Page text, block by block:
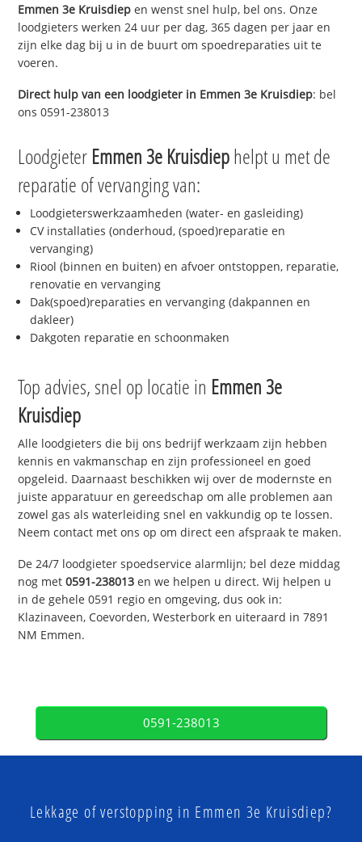
Emmen 3e Kruisdiep en wenst snel hulp, bel ons. Onze
loodgieters werken 24 uur per dag, 365 dagen per jaar en
zijn elke dag bij u in de buurt om spoedreparaties uit te
voeren.
Direct hulp van een loodgieter in Emmen 3e Kruisdiep: bel
ons 0591-238013
Loodgieter Emmen 3e Kruisdiephelpt u met de
reparatie of vervanging van:
Loodgieterswerkzaamheden (water- en gasleiding)
CV installaties (onderhoud, (spoed)reparatie en
vervanging)
Riool (binnen en buiten) en afvoer ontstoppen, reparatie,
renovatie en vervanging
Dak(spoed)reparaties en vervanging (dakpannen en
dakleer)
Dakgoten reparatie en schoonmaken
Top advies, snel op locatie in Emmen 3e
Kruisdiep
Alle loodgieters die bij ons bedrijf werkzaam zijn hebben
kennis en vakmanschap en zijn professioneel en goed
opgeleid. Daarnaast beschikken wij over de modernste en
juiste apparatuur en gereedschap om alle problemen aan
zowel gas als waterleiding snel en vakkundig op te lossen.
Neem contact met ons op om direct een afspraak te maken.
De 24/7 loodgieter spoedservice alarmlijn; bel deze middag
nog met0591-238013 en we helpen u direct. Wij helpen u
in de gehele 0591 regio en omgeving, dus ook in:
Klazinaveen, Coevorden, Westerbork en uiteraard in 7891
NM Emmen.
0591-238013
Lekkage of verstopping in Emmen 3e Kruisdiep?